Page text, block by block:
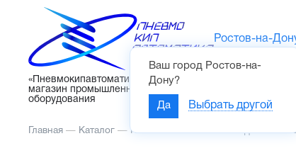
«Пневмокипавтоматика» – интернет-
магазин промышленного
оборудования
Ростов-на-
Ваш город Ростов-на-
Дону?
Да Выбрать другой
Главная — Каталог — Пневмоавтоматика —Подготовка